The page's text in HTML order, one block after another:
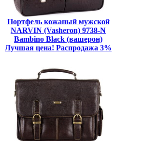
Портфель кожаный мужской
NARVIN (Vasheron) 9738-N
Bambino Black (вашерон)
Лучшая цена! Распродажа 3%